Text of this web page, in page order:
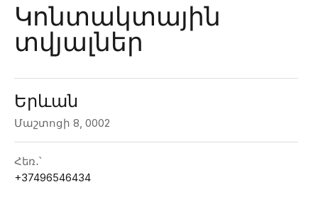
Կոնտակտային
տվյալներ
Երևան
Մաշտոցի 8, 0002
Հեռ․՝
+37496546434